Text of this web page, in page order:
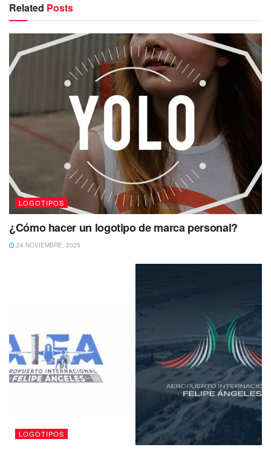
Related Posts
LOGOTIPOS
¿Cómo hacer un logotipo de marca personal?
24 NOVIEMBRE, 2025
LOGOTIPOS